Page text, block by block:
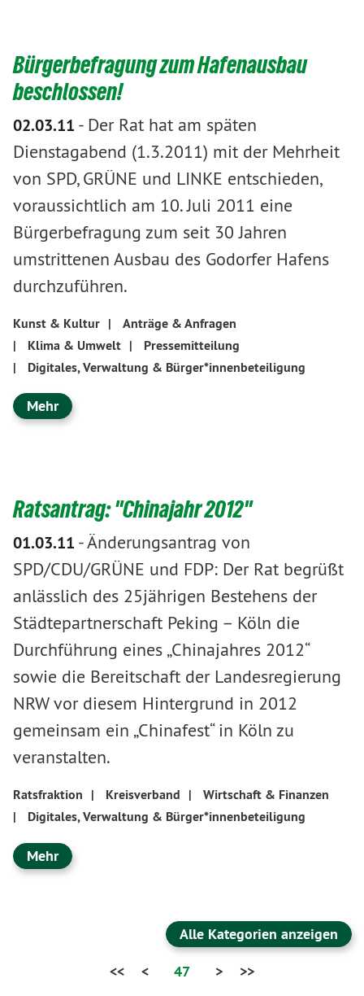
Bürgerbefragung zum Hafenausbau
beschlossen!
02.03.11 - Der Rat hat am späten
Dienstagabend (1.3.2011) mit der Mehrheit
von SPD, GRÜNE und LINKE entschieden,
voraussichtlich am 10. Juli 2011 eine
Bürgerbefragung zum seit 30 Jahren
umstrittenen Ausbau des Godorfer Hafens
durchzuführen.
Kunst & Kultur |
Anträge & Anfragen
|
Klima & Umwelt |
Pressemitteilung
|
Digitales, Verwaltung & Bürger*innenbeteiligung
Mehr
Ratsantrag: "Chinajahr 2012"
01.03.11 -Änderungsantrag von
SPD/CDU/GRÜNE und FDP: Der Rat begrüßt
anlässlich des 25jährigen Bestehens der
Städtepartnerschaft Peking – Köln die
Durchführung eines „Chinajahres 2012“
sowie die Bereitschaft der Landesregierung
NRW vor diesem Hintergrund in 2012
gemeinsam ein „Chinafest“ in Köln zu
veranstalten.
Ratsfraktion | Kreisverband |
Wirtschaft & Finanzen
|
Digitales, Verwaltung & Bürger*innenbeteiligung
Mehr
Alle Kategorien anzeigen
<<
< 47 > >>